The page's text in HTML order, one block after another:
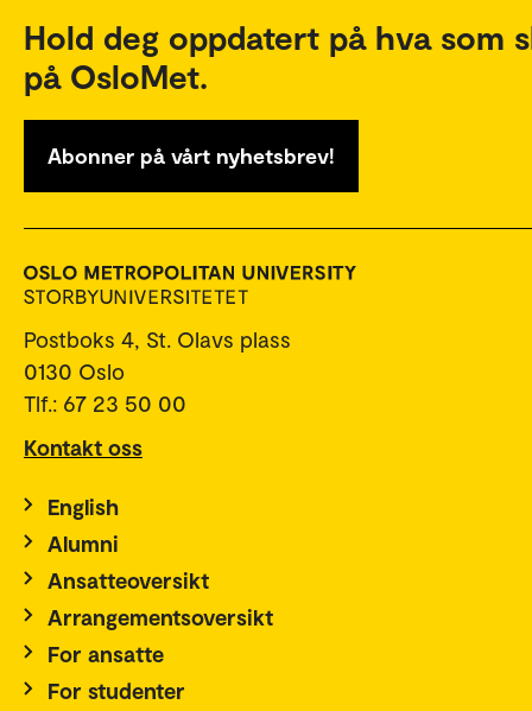
Hold deg oppdatert på hva som
på OsloMet.
Abonner på vårt nyhetsbrev!
Postboks 4, St. Olavs plass
0130 Oslo
Tlf.: 67 23 50 00
Kontakt oss
English
Alumni
Ansatteoversikt
Arrangementsoversikt
For ansatte
For studenter